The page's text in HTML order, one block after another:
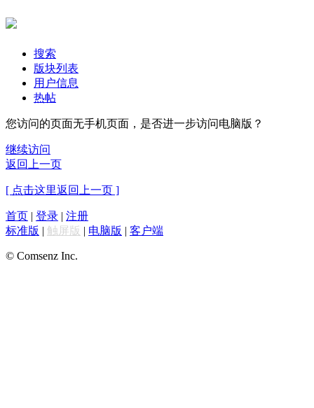
搜索
版块列表
用户信息
热帖
您访问的页面无手机页面，是否进一步访问电脑版？
继续访问
返回上一页
[ 点击这里返回上一页 ]
首页 | 登录 | 注册
标准版 | 触屏版 | 电脑版 | 客户端
© Comsenz Inc.